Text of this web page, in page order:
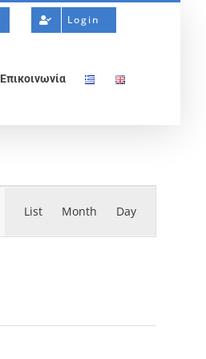
Login
Επικοινωνία
Views
List Month Day